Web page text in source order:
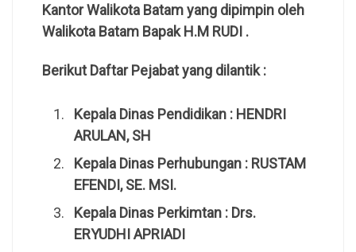
Kantor Walikota Batam yang dipimpin oleh
Walikota Batam Bapak H.M RUDI .
Berikut Daftar Pejabat yang dilantik :
Kepala Dinas Pendidikan : HENDRI
ARULAN, SH
Kepala Dinas Perhubungan : RUSTAM
EFENDI, SE. MSI.
Kepala Dinas Perkimtan : Drs.
ERYUDHI APRIADI